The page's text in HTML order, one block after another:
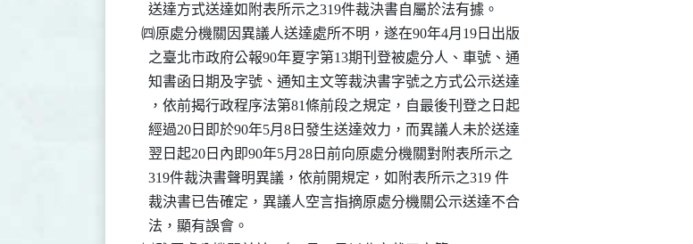
    送達方式送達如附表所示之319件裁決書自屬於法有據。
  ㈣原處分機關因異議人送達處所不明，遂在90年4月19日出版
    之臺北市政府公報90年夏字第13期刊登被處分人、車號、通
    知書函日期及字號、通知主文等裁決書字號之方式公示送達
    ，依前揭行政程序法第81條前段之規定，自最後刊登之日起
    經過20日即於90年5月8日發生送達效力，而異議人未於送達
    翌日起20日內即90年5月28日前向原處分機關對附表所示之
    319件裁決書聲明異議，依前開規定，如附表所示之319 件
    裁決書已告確定，異議人空言指摘原處分機關公示送達不合
    法，顯有誤會。